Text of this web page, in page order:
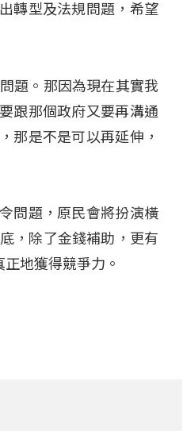
轉型及法規問題，希望
題。那因為現在其實我
跟那個政府又要再溝通
那是不是可以再延伸，
問題，原民會將扮演橫
，除了金錢補助，更有
地獲得競爭力。